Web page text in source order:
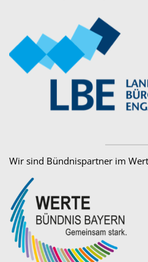
Wir sind Bündnispartner im